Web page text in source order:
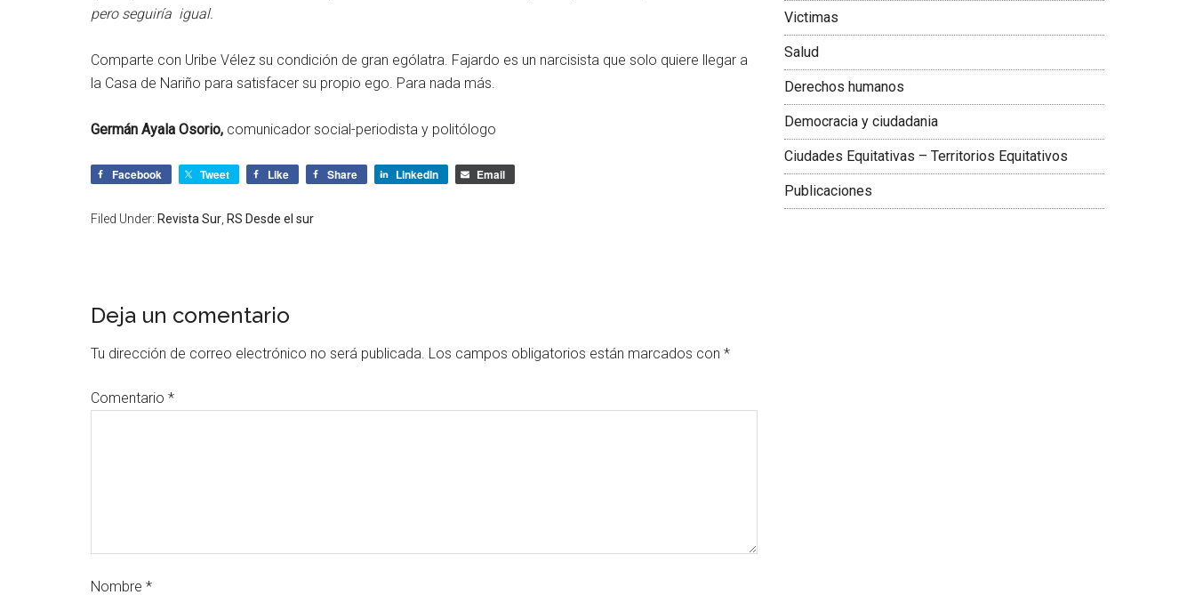
pero seguiría igual.
Comparte con Uribe Vélez su condición de gran ególatra. Fajardo es un narcisista que solo quiere llegar a
la Casa de Nariño para satisfacer su propio ego. Para nada más.
Germán Ayala Osorio, comunicador social-periodista y politólogo
Facebook Tweet Like Share LinkedIn Email
Filed Under: Revista Sur RS Desde el sur
Deja un comentario
Tu dirección de correo electrónico no será publicada. Los campos obligatorios están marcados con *
Comentario *
Nombre *
Victimas
Salud
Derechos humanos
Democracia y ciudadania
Ciudades Equitativas – Territorios Equitativos
Publicaciones